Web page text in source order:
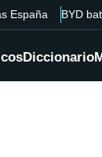
España BYD
Diccionario